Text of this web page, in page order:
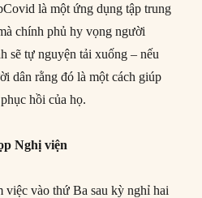
là một ứng dụng tập trung
chính phủ hy vọng người
sẽ tự nguyện tải xuống – nếu
dân rằng đó là một cách giúp
hồi của họ.
Nghị viện
việc vào thứ Ba sau kỳ nghỉ hai